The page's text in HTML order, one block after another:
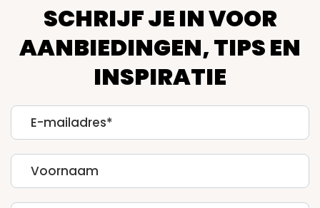
SCHRIJF JE IN VOOR
AANBIEDINGEN, TIPS EN
INSPIRATIE
E-
mailadres
First
Name